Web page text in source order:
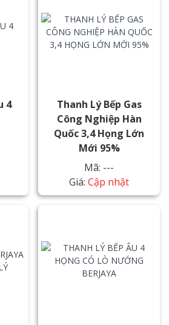
4
Thanh Lý Bếp Gas
Công Nghiệp Hàn
Quốc 3,4 Họng Lớn
Mới 95%
Mã: ---
Giá: Cập nhật